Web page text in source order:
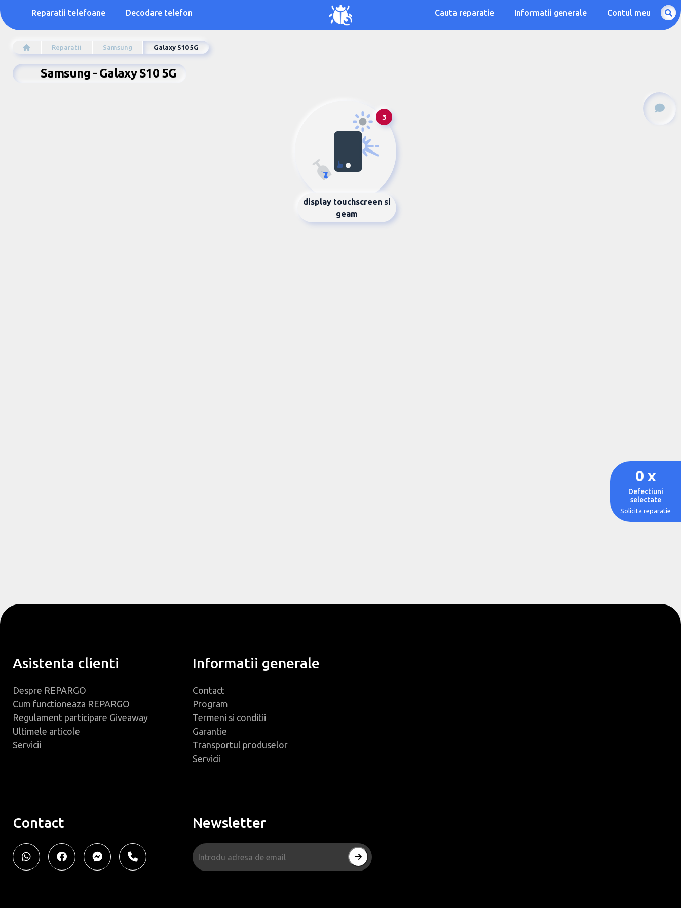
Reparatii telefoane Decodare telefon Cauta reparatie Informatii generale Contul meu
Reparatii Samsung Galaxy S10 5G
Samsung - Galaxy S10 5G
3
display touchscreen si
geam
0 x
Defectiuni
selectate
Solicita reparatie
Asistenta clienti
Despre REPARGO
Cum functioneaza REPARGO
Regulament participare Giveaway
Ultimele articole
Servicii
Informatii generale
Contact
Program
Termeni si conditii
Garantie
Transportul produselor
Servicii
Contact Newsletter